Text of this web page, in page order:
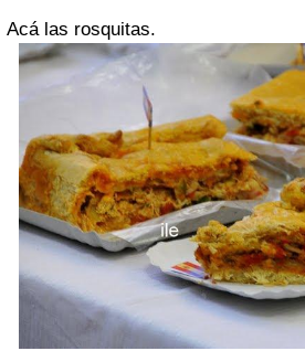
Acá las rosquitas.